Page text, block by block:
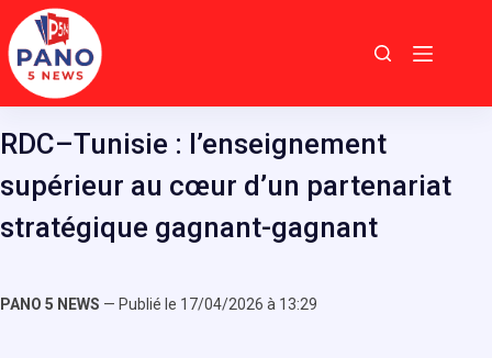
Passer
au
contenu
RDC–Tunisie : l’enseignement
supérieur au cœur d’un partenariat
stratégique gagnant-gagnant
PANO 5 NEWS — Publié le 17/04/2026 à 13:29